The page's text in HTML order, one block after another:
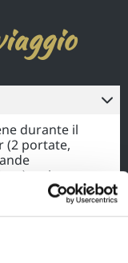
durante il
(2 portate,
nei
2, 5, 6, 7 e